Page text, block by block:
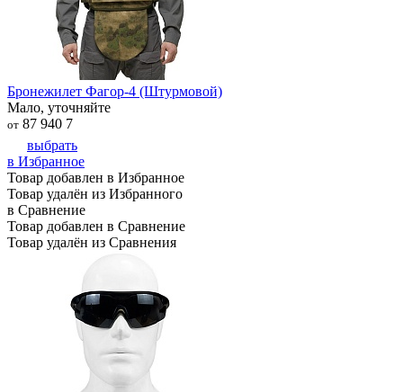
Бронежилет Фагор-4 (Штурмовой)
Мало, уточняйте
от 87 940 7
выбрать
в Избранное
Товар добавлен в Избранное
Товар удалён из Избранного
в Сравнение
Товар добавлен в Сравнение
Товар удалён из Сравнения